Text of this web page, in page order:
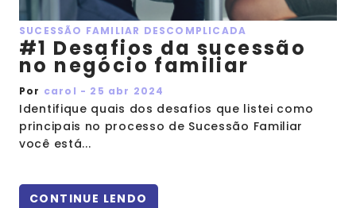
SUCESSÃO FAMILIAR DESCOMPLICADA
#1 Desafios da sucessão
no negócio familiar
Por carol - 25 abr 2024
Identifique quais dos desafios que listei como
principais no processo de Sucessão Familiar
você está...
CONTINUE LENDO